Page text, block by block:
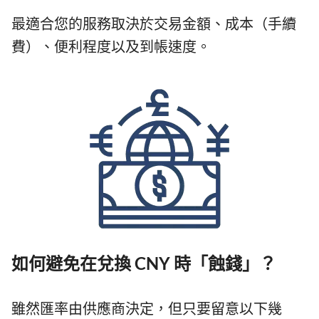
最適合您的服務取決於交易金額、成本（手續
費）、便利程度以及到帳速度。
如何避免在兌換 CNY 時「蝕錢」？
雖然匯率由供應商決定，但只要留意以下幾